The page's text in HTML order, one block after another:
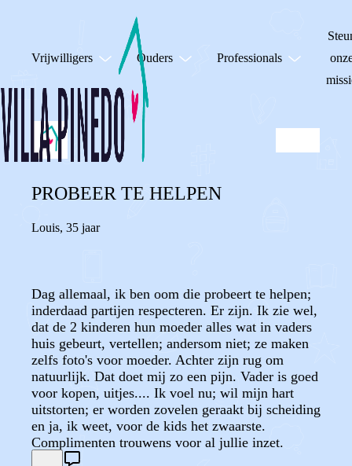
Vrijwilligers Ouders Professionals
PROBEER TE HELPEN
Louis, 35 jaar
Dag allemaal, ik ben oom die probeert te helpen;
inderdaad partijen respecteren. Er zijn. Ik zie wel,
dat de 2 kinderen hun moeder alles wat in vaders
huis gebeurt, vertellen; andersom niet; ze maken
zelfs foto's voor moeder. Achter zijn rug om
natuurlijk. Dat doet mij zo een pijn. Vader is goed
voor kopen, uitjes.... Ik voel nu; wil mijn hart
uitstorten; er worden zovelen geraakt bij scheiding
en ja, ik weet, voor de kids het zwaarste.
Complimenten trouwens voor al jullie inzet.